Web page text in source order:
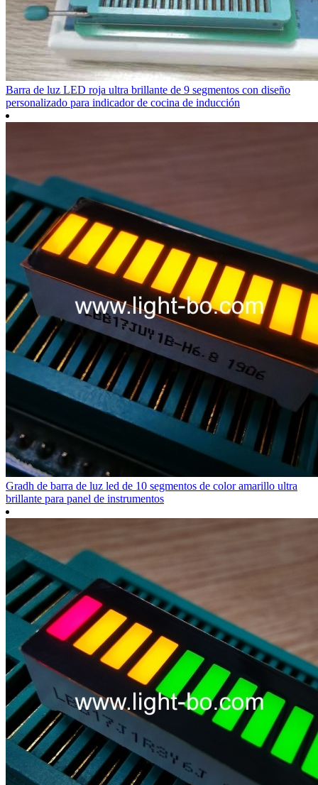
Barra de luz LED roja ultra brillante de 9 segmentos con diseño
personalizado para indicador de cocina de inducción
Gradh de barra de luz led de 10 segmentos de color amarillo ultra
brillante para panel de instrumentos